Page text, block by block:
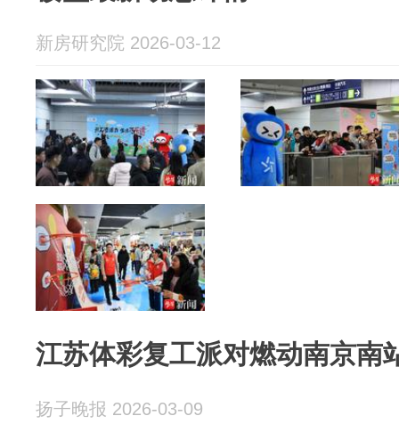
新房研究院 2026-03-12
江苏体彩复工派对燃动南京南
扬子晚报 2026-03-09